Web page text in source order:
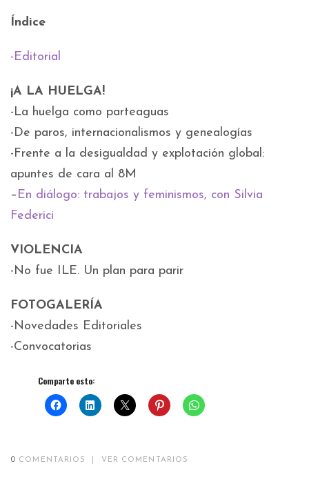
Índice
-Editorial
¡A LA HUELGA!
-La huelga como parteaguas
-De paros, internacionalismos y genealogías
-Frente a la desigualdad y explotación global:
apuntes de cara al 8M
– En diálogo: trabajos y feminismos, con Silvia
Federici
VIOLENCIA
-No fue ILE. Un plan para parir
FOTOGALERÍA
-Novedades Editoriales
-Convocatorias
Comparte esto:
0 COMENTARIOS VER COMENTARIOS